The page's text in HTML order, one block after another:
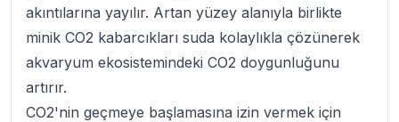
akıntılarına yayılır. Artan yüzey alanıyla birlikte
minik CO2 kabarcıkları suda kolaylıkla çözünerek
akvaryum ekosistemindeki CO2 doygunluğunu
artırır.
CO2'nin geçmeye başlamasına izin vermek için